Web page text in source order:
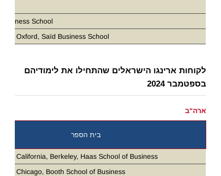
School
of Oxford, Saïd Business School
לקוחות ארינגו הישראלים שהתחילו את לימודיהם
בספטמבר 2024
ארה"ב
בית הספר
of California, Berkeley, Haas School of Business
of Chicago, Booth School of Business